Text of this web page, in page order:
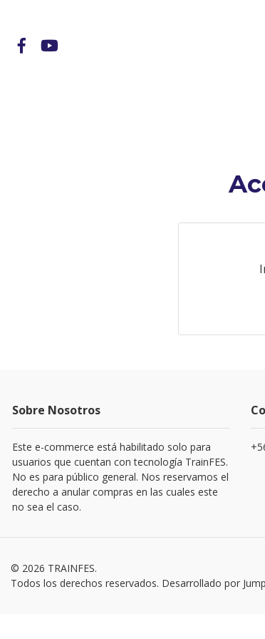
Sobre Nosotros
Este e-commerce está habilitado solo para
usuarios que cuentan con tecnología TrainFES.
No es para público general. Nos reservamos el
derecho a anular compras en las cuales este
no sea el caso.
© 2026 TRAINFES.
Todos los derechos reservados. Desarrollado por